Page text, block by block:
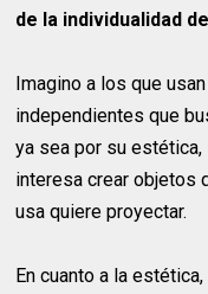
de la individualidad
Imagino a los que
independientes que
ya sea por su
interesa crear objetos
usa quiere proyectar.
En cuanto a la estética,